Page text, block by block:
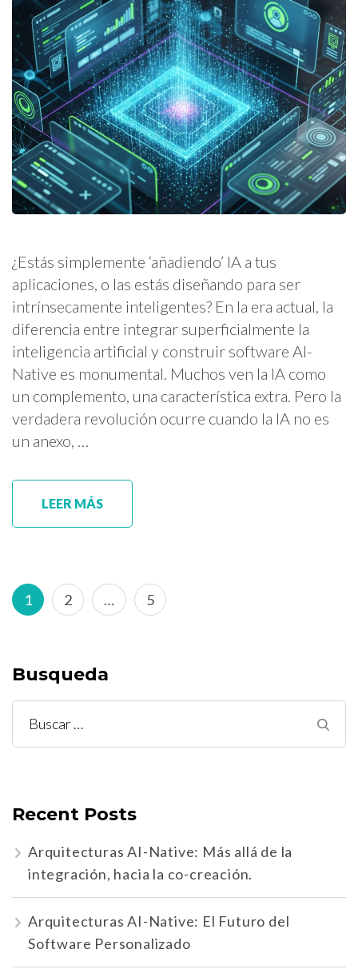
¿Estás simplemente ‘añadiendo’ IA a tus
aplicaciones, o las estás diseñando para ser
intrínsecamente inteligentes? En la era actual, la
diferencia entre integrar superficialmente la
inteligencia artificial y construir software AI-
Native es monumental. Muchos ven la IA como
un complemento, una característica extra. Pero la
verdadera revolución ocurre cuando la IA no es
un anexo, …
LEER MÁS
Paginación
de
Página
1 Página
2 … Página
5
Busqueda
Buscar:
Recent Posts
Arquitecturas AI-Native: Más allá de la
integración, hacia la co-creación.
Arquitecturas AI-Native: El Futuro del
Software Personalizado